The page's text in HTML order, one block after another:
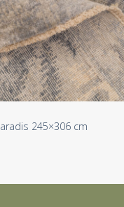
245×306 cm